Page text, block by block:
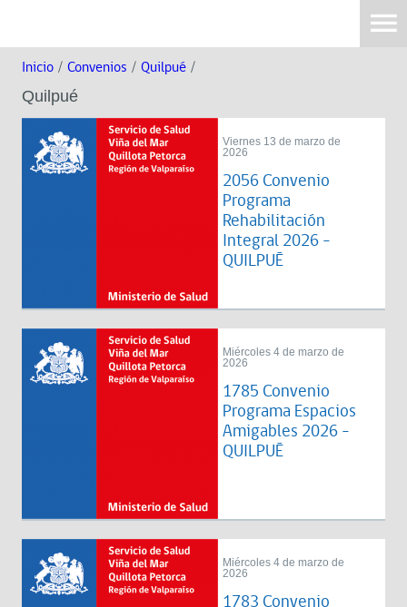
Inicio / Convenios / Quilpué /
Quilpué
Viernes 13 de marzo de
2026
2056 Convenio
Programa
Rehabilitación
Integral 2026 -
QUILPUÉ
Miércoles 4 de marzo de
2026
1785 Convenio
Programa Espacios
Amigables 2026 -
QUILPUÉ
Miércoles 4 de marzo de
2026
1783 Convenio